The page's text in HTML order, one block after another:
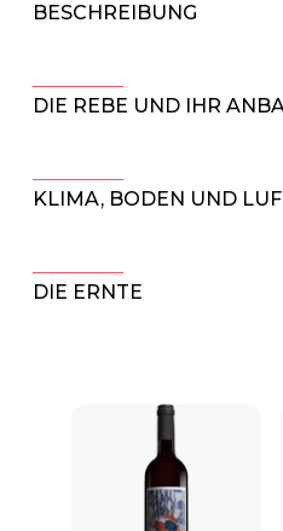
BESCHREIBUNG
DIE REBE UND IHR
KLIMA, BODEN UND
DIE ERNTE